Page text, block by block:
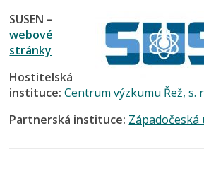
SUSEN –
webové
stránky
Hostitelská
instituce:Centrum výzkumu Řež, s.
Partnerská instituce: Západočeská